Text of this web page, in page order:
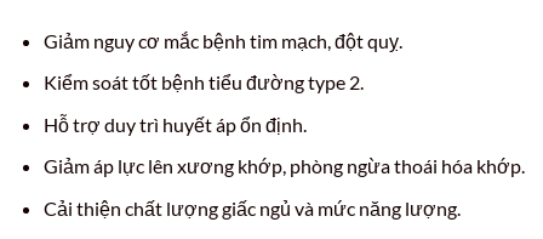
Giảm nguy cơ mắc bệnh tim mạch, đột quỵ.
Kiểm soát tốt bệnh tiểu đường type 2.
Hỗ trợ duy trì huyết áp ổn định.
Giảm áp lực lên xương khớp, phòng ngừa thoái hóa khớp.
Cải thiện chất lượng giấc ngủ và mức năng lượng.